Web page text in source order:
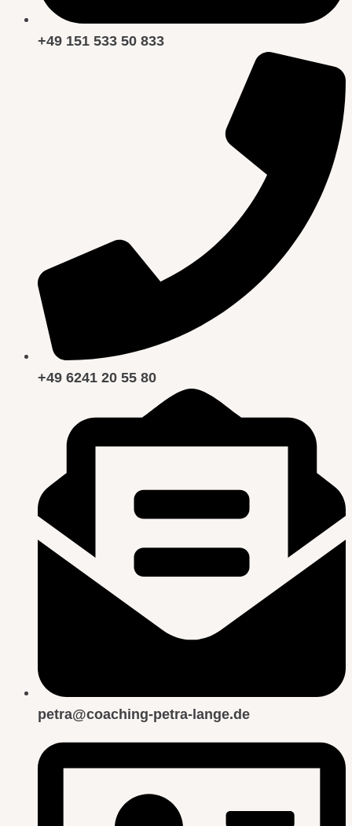
+49 151 533 50 833
+49 6241 20 55 80
petra@coaching-petra-lange.de